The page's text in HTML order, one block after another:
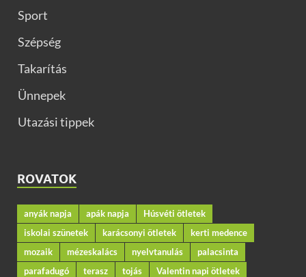
Sport
Szépség
Takarítás
Ünnepek
Utazási tippek
ROVATOK
anyák napja apák napja
Húsvéti ötletek
iskolai szünetek
karácsonyi ötletek
kerti medence
mozaik
mézeskalács nyelvtanulás
palacsinta
parafadugó
terasz tojás
Valentin napi ötletek